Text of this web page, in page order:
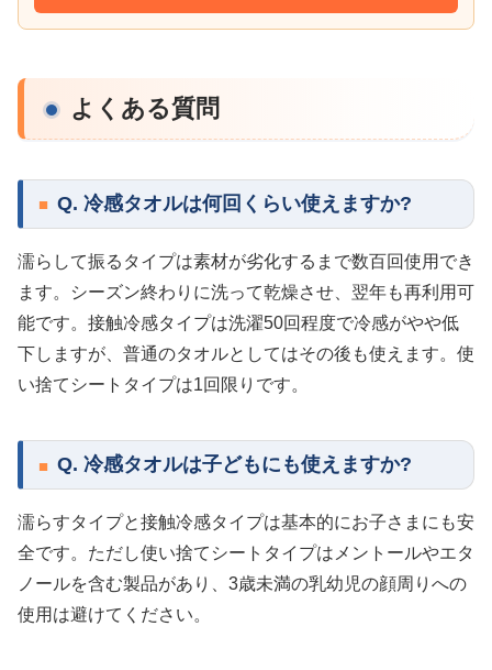
よくある質問
Q. 冷感タオルは何回くらい使えますか?
濡らして振るタイプは素材が劣化するまで数百回使用でき
ます。シーズン終わりに洗って乾燥させ、翌年も再利用可
能です。接触冷感タイプは洗濯50回程度で冷感がやや低
下しますが、普通のタオルとしてはその後も使えます。使
い捨てシートタイプは1回限りです。
Q. 冷感タオルは子どもにも使えますか?
濡らすタイプと接触冷感タイプは基本的にお子さまにも安
全です。ただし使い捨てシートタイプはメントールやエタ
ノールを含む製品があり、3歳未満の乳幼児の顔周りへの
使用は避けてください。